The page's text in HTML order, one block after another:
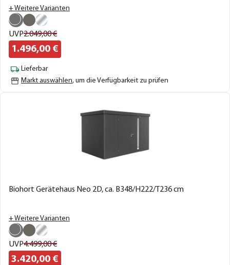
+ Weitere Varianten
UVP2.049,00€
1.496,00 €
Lieferbar
Markt auswählen, um die Verfügbarkeit zu prüfen
Biohort Gerätehaus Neo 2D, ca. B348/H222/T236 cm
+ Weitere Varianten
UVP4.499,00€
3.420,00 €